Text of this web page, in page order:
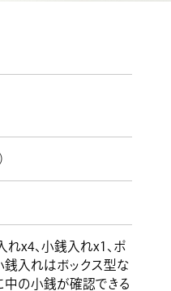
れx4、小銭入れx1、ポ
銭入れはボックス型な
中の小銭が確認できる